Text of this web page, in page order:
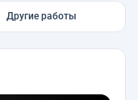
Другие работы